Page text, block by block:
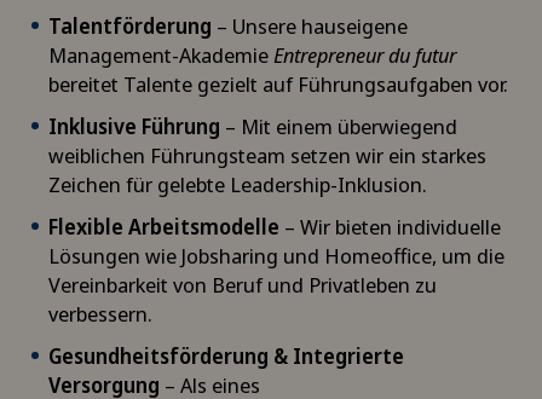
Talentförderung – Unsere hauseigene
Management-AkademieEntrepreneur du futur
bereitet Talente gezielt auf Führungsaufgaben vor.
Inklusive Führung – Mit einem überwiegend
weiblichen Führungsteam setzen wir ein starkes
Zeichen für gelebte Leadership-Inklusion.
Flexible Arbeitsmodelle – Wir bieten individuelle
Lösungen wie Jobsharing und Homeoffice, um die
Vereinbarkeit von Beruf und Privatleben zu
verbessern.
Gesundheitsförderung & Integrierte
Versorgung – Als eines